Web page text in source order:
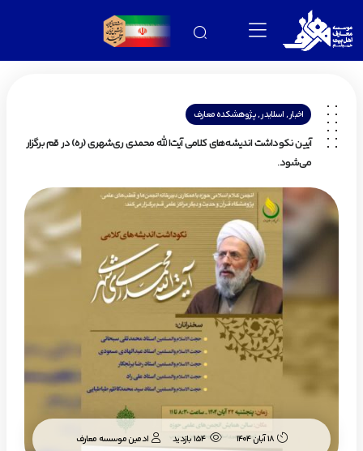
اخبار,اسلایدر,پژوهشکده معارف
آیین نکوداشت اندیشه‌های کلامی آیت‌الله محمدی ری‌شهری (ره) در قم برگزار
می‌شود.
18 آبان 1404 154 بازدید ادمین موسسه معارف